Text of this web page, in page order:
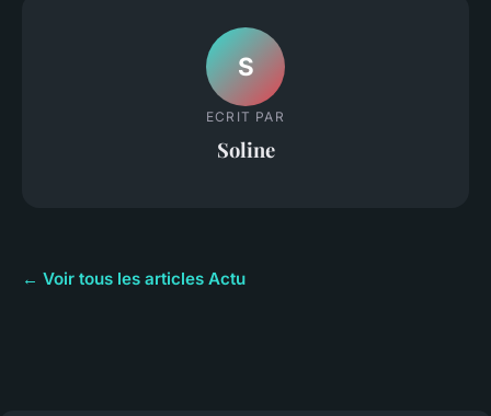
S
ECRIT PAR
Soline
← Voir tous les articles Actu